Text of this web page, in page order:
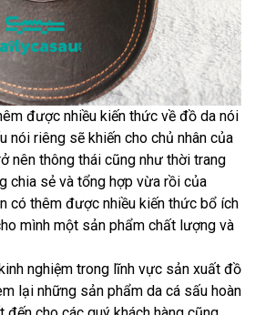
được nhiều kiến thức về đồ da nói
nói riêng sẽ khiến cho chủ nhân của
nên thông thái cũng như thời trang
chia sẻ và tổng hợp vừa rồi của
có thêm được nhiều kiến thức bổ ích
mình một sản phẩm chất lượng và
nghiệm trong lĩnh vực sản xuất đồ
lại những sản phẩm da cá sấu hoàn